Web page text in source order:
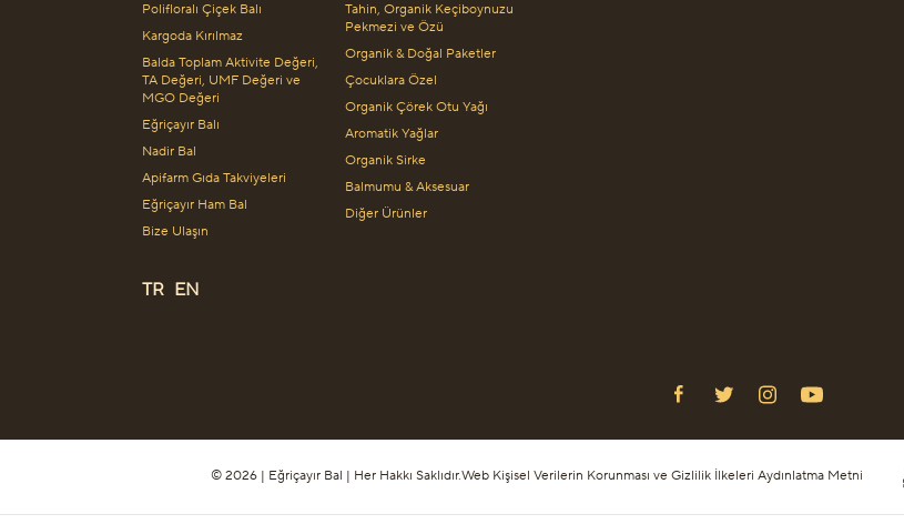
Polifloralı Çiçek Balı
Kargoda Kırılmaz
Balda Toplam Aktivite Değeri,
TA Değeri, UMF Değeri ve
MGO Değeri
Eğriçayır Balı
Nadir Bal
Apifarm Gıda Takviyeleri
Eğriçayır Ham Bal
Bize Ulaşın
TR EN
Tahin, Organik Keçiboynuzu
Pekmezi ve Özü
Organik & Doğal Paketler
Çocuklara Özel
Organik Çörek Otu Yağı
Aromatik Yağlar
Organik Sirke
Balmumu & Aksesuar
Diğer Ürünler
Web Kişisel Verilerin Korunması ve Gizlilik İlkeleri Aydınlatma Metni
© 2026 | Eğriçayır Bal | Her Hakkı Saklıdır.